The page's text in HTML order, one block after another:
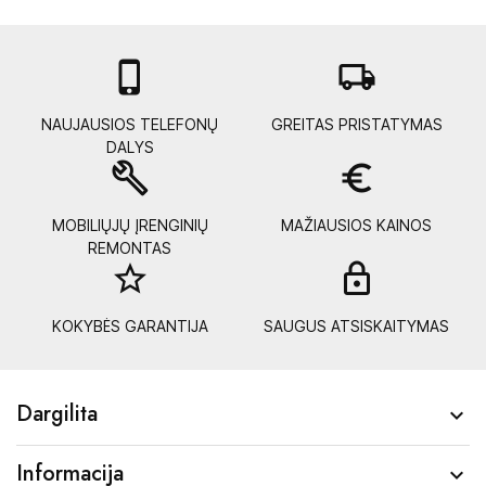

NAUJAUSIOS TELEFONŲ
DALYS
local_shipping
GREITAS PRISTATYMAS
build
MOBILIŲJŲ ĮRENGINIŲ
REMONTAS
euro_symbol
MAŽIAUSIOS KAINOS
star_border
KOKYBĖS GARANTIJA SAUGUS ATSISKAITYMAS
Dargilita 
Informacija 